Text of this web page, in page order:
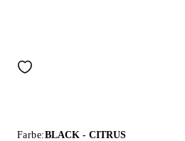
Farbe:BLACK - CITRUS